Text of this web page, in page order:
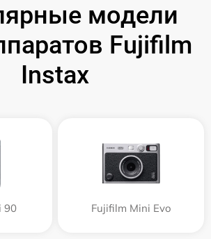
модели
Fujifilm
Instax
90 Fujifilm Mini Evo